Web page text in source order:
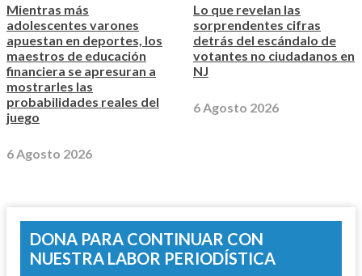
Mientras más
adolescentes varones
apuestan en deportes, los
maestros de educación
financiera se apresuran a
mostrarles las
probabilidades reales del
juego
6 Agosto 2026
Lo que revelan las
sorprendentes cifras
detrás del escándalo de
votantes no ciudadanos en
NJ
6 Agosto 2026
DONA PARA CONTINUAR CON
NUESTRA LABOR PERIODÍSTICA